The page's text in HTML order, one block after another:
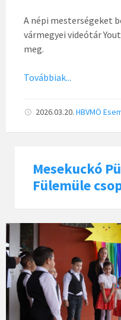
A népi mesterségeket
vármegyei videótár
meg.
Továbbiak...
2026.03.20. HBVMÖ
Mesekuckó
Fülemüle